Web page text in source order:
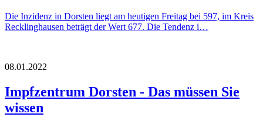
Die Inzidenz in Dorsten liegt am heutigen Freitag bei 597, im Kreis
Recklinghausen beträgt der Wert 677. Die Tendenz i…
08.01.2022
Impfzentrum Dorsten - Das müssen Sie
wissen